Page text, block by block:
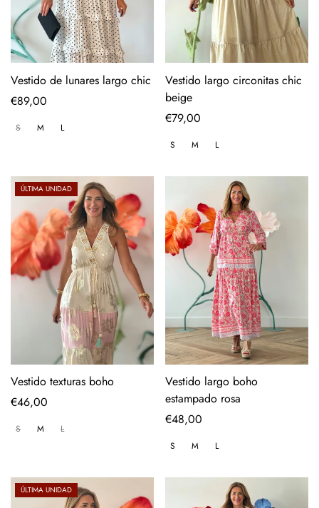
Vestido de lunares largo chic
Regular
€89,00
S M L
Vestido largo circonitas chic
beige
Regular
€79,00
S M L
ÚLTIMA UNIDAD
Vestido texturas boho
Regular
€46,00
S M L
Vestido largo boho
estampado rosa
Regular
€48,00
S M L
ÚLTIMA UNIDAD